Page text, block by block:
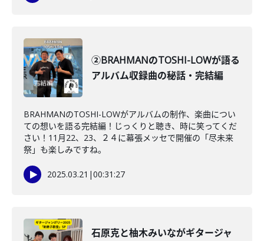
②BRAHMANのTOSHI-LOWが語る
アルバム収録曲の秘話・完結編
BRAHMANのTOSHI-LOWがアルバムの制作、楽曲につい
ての想いを語る完結編！じっくりと聴き、時に笑ってくだ
さい！11月22、23、２４に幕張メッセで開催の「尽未来
祭」も楽しみですね。
2025.03.21 |00:31:27
石原克と柚木みいながギタージャ